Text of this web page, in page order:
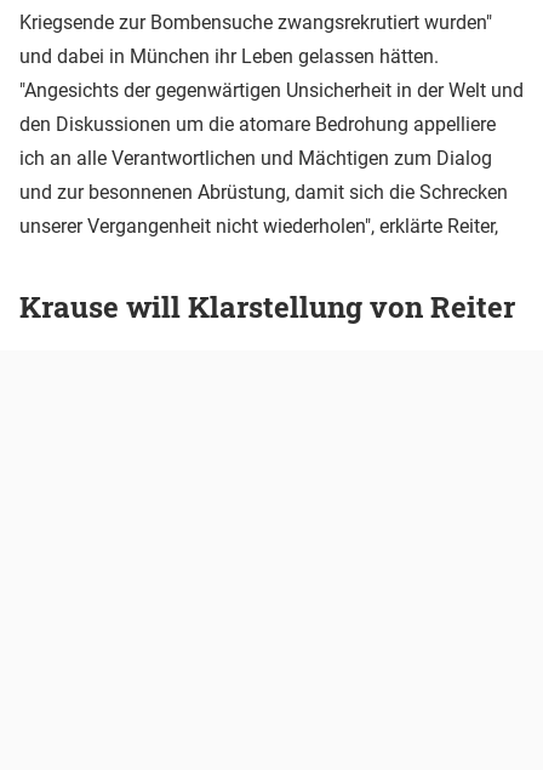
Kriegsende zur Bombensuche zwangsrekrutiert wurden"
und dabei in München ihr Leben gelassen hätten.
"Angesichts der gegenwärtigen Unsicherheit in der Welt und
den Diskussionen um die atomare Bedrohung appelliere
ich an alle Verantwortlichen und Mächtigen zum Dialog
und zur besonnenen Abrüstung, damit sich die Schrecken
unserer Vergangenheit nicht wiederholen", erklärte Reiter,
Krause will Klarstellung von Reiter